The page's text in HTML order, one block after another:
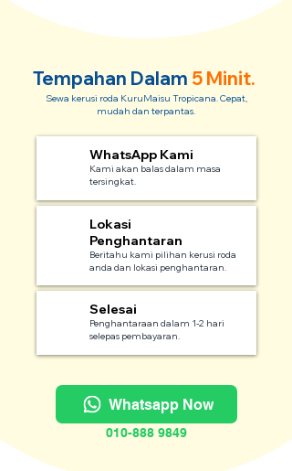
Tempahan Dalam 5 Minit.
Sewa kerusi roda KuruMaisu Tropicana. Cepat,
mudah dan terpantas.
WhatsApp Kami
Kami akan balas dalam masa
tersingkat.
Lokasi
Penghantaran
Beritahu kami pilihan kerusi roda
anda dan lokasi penghantaran.
Selesai
Penghantaraan dalam 1-2 hari
selepas pembayaran.
Whatsapp Now
010-888 9849